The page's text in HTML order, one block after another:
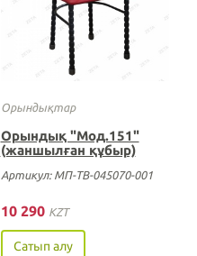
Орындықтар
Орындық "Мод.151"
(жаншылған құбыр)
Артикул: МП-ТВ-045070-001
10 290 KZT
Сатып алу